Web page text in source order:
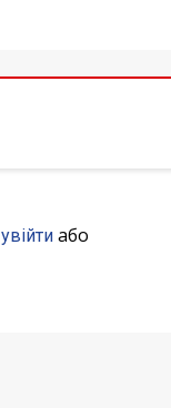
увійти або